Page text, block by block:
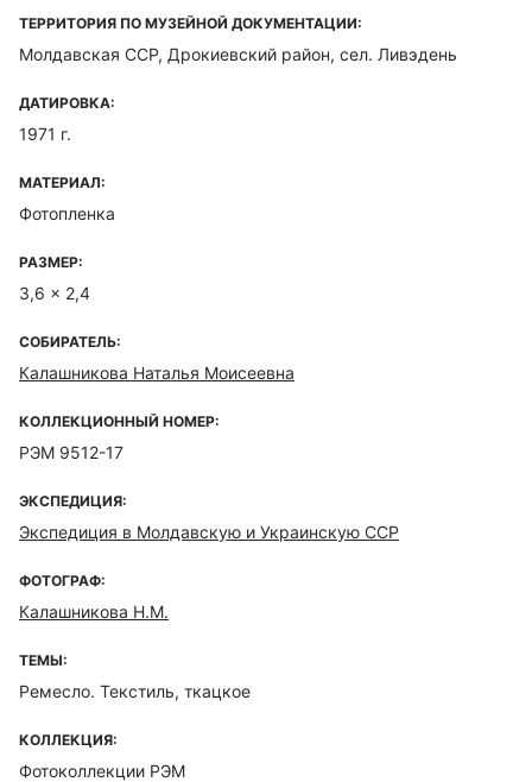
ТЕРРИТОРИЯ ПО МУЗЕЙНОЙ ДОКУМЕНТАЦИИ:
Молдавская ССР, Дрокиевский район, сел. Ливэдень
ДАТИРОВКА:
1971 г.
МАТЕРИАЛ:
Фотопленка
РАЗМЕР:
3,6 x 2,4
СОБИРАТЕЛЬ:
Калашникова Наталья Моисеевна
КОЛЛЕКЦИОННЫЙ НОМЕР:
РЭМ 9512-17
ЭКСПЕДИЦИЯ:
Экспедиция в Молдавскую и Украинскую ССР
ФОТОГРАФ:
Калашникова Н.М.
ТЕМЫ:
Ремесло. Текстиль, ткацкое
КОЛЛЕКЦИЯ:
Фотоколлекции РЭМ